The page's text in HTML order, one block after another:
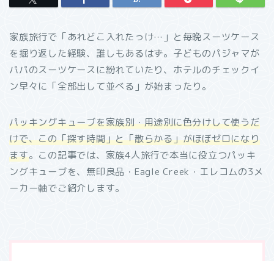
家族旅行で「あれどこ入れたっけ…」と毎晩スーツケース
を掘り返した経験、誰しもあるはず。子どものパジャマが
パパのスーツケースに紛れていたり、ホテルのチェックイ
ン早々に「全部出して並べる」が始まったり。
パッキングキューブを家族別・用途別に色分けして使うだ
けで、この「探す時間」と「散らかる」がほぼゼロになり
ます。この記事では、家族4人旅行で本当に役立つパッキ
ングキューブを、無印良品・Eagle Creek・エレコムの3メ
ーカー軸でご紹介します。